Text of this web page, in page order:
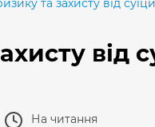
та захисту від
від
На читання